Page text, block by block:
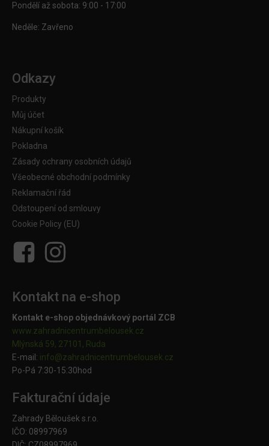
Pondělí až sobota: 9:00 - 17:00
Neděle: Zavřeno
Odkazy
Produkty
Můj účet
Nákupní košík
Pokladna
Zásady ochrany osobních údajů
Všeobecné obchodní podmínky
Reklamační řád
Odstoupení od smlouvy
Cookie Policy (EU)
Kontakt na e-shop
Kontakt e-shop objednávkový portál ZCB
www.zahradnicentrumbelousek.cz
Mlýnská 59, 27101, Ruda
E-mail: info@zahradnicentrumbelousek. cz
Po-Pá 7:30-15:30hod
Fakturační údaje
Zahrady Běloušek s.r.o.
IČO: 08997969